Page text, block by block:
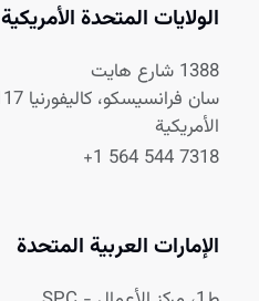
الولايات المتحدة الأمريكية
1388 شارع هايت
الأمريكية
+1 564 544 7318
الإمارات العربية المتحدة